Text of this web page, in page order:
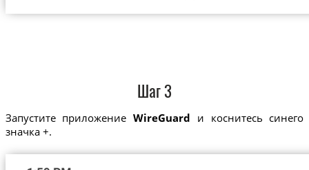
Шаг 3
Запустите приложениеWireGuard и коснитесь синего
значка +.